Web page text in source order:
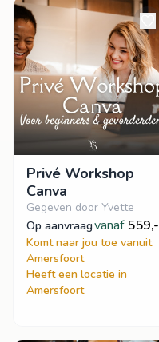
Privé Workshop
Canva
Gegeven door Yvette
op aanvraagvanaf 559,-
Komt naar jou toe vanuit
Amersfoort
Heeft een locatie in
Amersfoort